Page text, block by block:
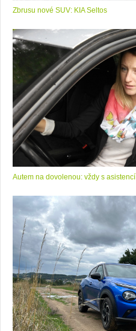
Zbrusu nové SUV: KIA Seltos
Autem na dovolenou: vždy s asistencí